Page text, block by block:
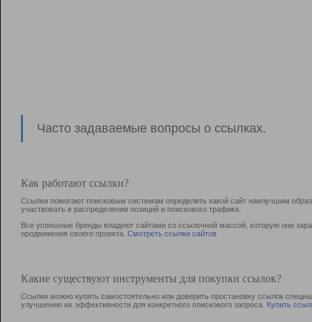
Часто задаваемые вопросы о ссылках.
Как работают ссылки?
Ссылки помогают поисковым системам определить какой сайт наилучшим
участвовать в раcпределении позиций и поискового трафика.
Все успешные бренды владеют сайтами со ссылочной массой, которую они
продвижения своего проекта. Смотреть ссылки сайтов
Какие существуют инструменты для покупки ссылок?
Ссылки можно купить самостоятельно или доверить простановку ссылок
улучшению их эффективности для конкретного поискового запроса. Купить